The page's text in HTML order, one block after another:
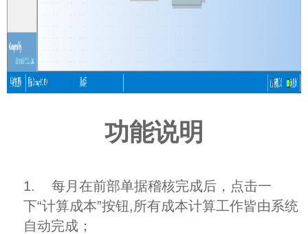
功能说明
1.
每月在前部单据稽核完成后，点击一
下“计算成本”按钮,所有成本计算工作皆由系统
自动完成；